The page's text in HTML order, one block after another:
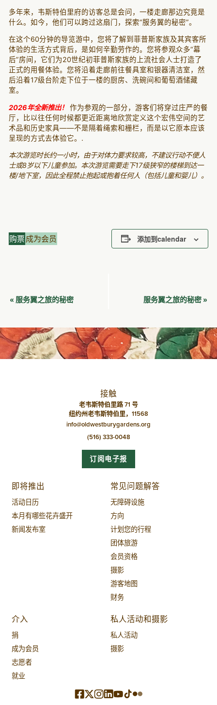
多年来，韦斯特伯里府的访客总是会问，一楼走廊那边究竟是
什么。如今，他们可以跨过这扇门，探索“服务翼的秘密”。
在这个60分钟的导览游中，您将了解到菲普斯家族及其宾客所
体验的生活方式背后，是如何辛勤劳作的。您将参观众多“幕
后”房间，它们为20世纪初菲普斯家族的上流社会人士打造了
正式的用餐体验。您将沿着走廊前往餐具室和银器清洁室，然
后沿着17级台阶走下位于一楼的厨房、洗碗间和葡萄酒储藏
室。
2026年全新推出！ 作为参观的一部分，游客们将穿过庄严的餐
厅，比以往任何时候都更近距离地欣赏定义这个宏伟空间的艺
术品和历史家具——不是隔着绳索和栅栏，而是以它原本应该
呈现的方式去体验它。.
本次游览时长约一小时，由于对体力要求较高，不建议行动不便人
士或8岁以下儿童参加。本次游览需要走下17级狭窄的楼梯到达一
楼/地下室，因此全程禁止抱起或抱着任何人（包括儿童和婴儿）。
购票成为会员 添加到calendar
活
导
航
« 服务翼之旅的秘密 服务翼之旅的秘密 »
接触
老韦斯特伯里路 71 号
纽约州老韦斯特伯里，11568
info@oldwestburygardens.org
(516) 333-0048
订阅电子报
即将推出
活动日历
本月有哪些花卉盛开
新闻发布室
常见问题解答
无障碍设施
方向
计划您的行程
团体旅游
会员资格
摄影
游客地图
财务
介入
捐
成为会员
志愿者
就业
私人活动和摄影
私人活动
摄影